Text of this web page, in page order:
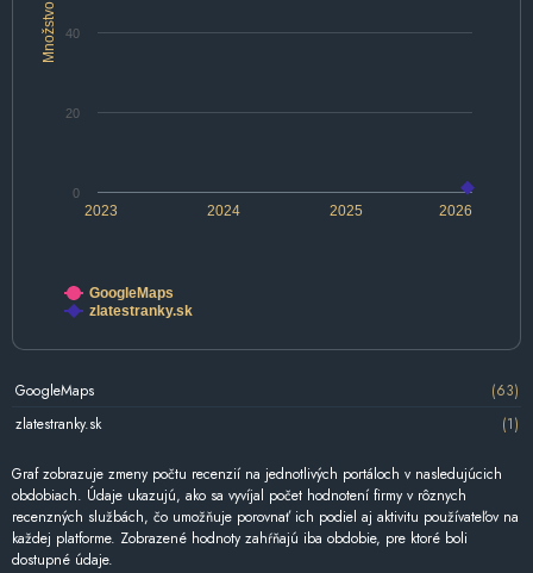
Množstvo
2024 2026
2023 2025
0
20
40
GoogleMaps
zlatestranky.sk
GoogleMaps
(63)
zlatestranky.sk
(1)
Graf zobrazuje zmeny počtu recenzií na jednotlivých portáloch v nasledujúcich
obdobiach. Údaje ukazujú, ako sa vyvíjal počet hodnotení firmy v rôznych
recenzných službách, čo umožňuje porovnať ich podiel aj aktivitu používateľov na
každej platforme. Zobrazené hodnoty zahŕňajú iba obdobie, pre ktoré boli
dostupné údaje.